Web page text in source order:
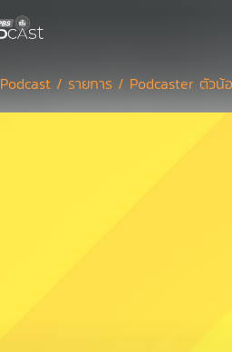
Podcast / รายการ / Podcaster ตัวน้